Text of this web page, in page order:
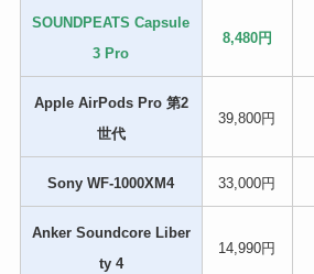
SOUNDPEATS Capsule
3 Pro
8,480円
Apple AirPods Pro 第2
世代
39,800円
Sony WF-1000XM4 33,000円
Anker Soundcore Liber
ty 4
14,990円